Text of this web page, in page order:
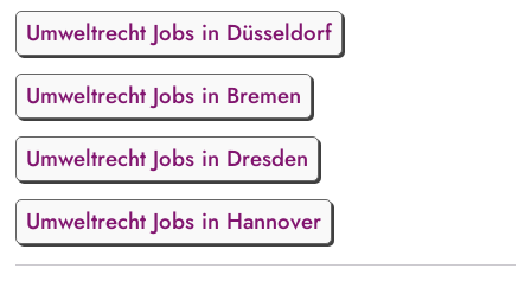
Umweltrecht Jobs in Düsseldorf
Umweltrecht Jobs in Bremen
Umweltrecht Jobs in Dresden
Umweltrecht Jobs in Hannover